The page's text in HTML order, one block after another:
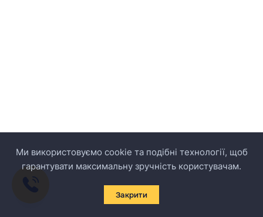
Ми використовуємо cookie та подібні технології, щоб
гарантувати максимальну зручність користувачам.
Закрити